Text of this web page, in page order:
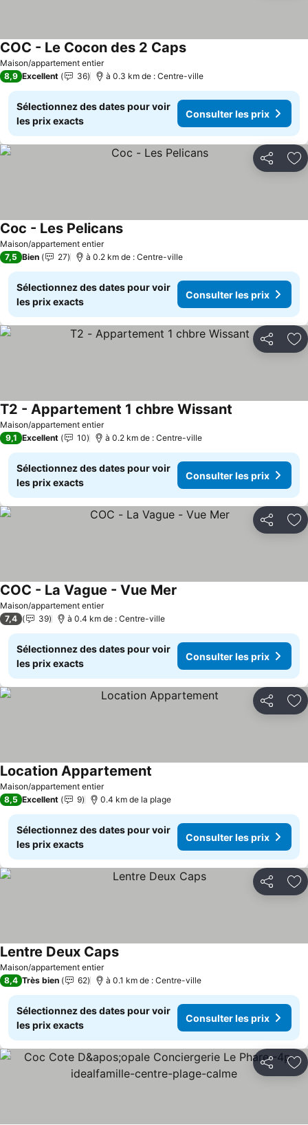
Maison/appartement entier
COC - Le Cocon des 2 CapsConsulter les prix
8,9 Excellent 36 à 0.3 km de : Centre-ville
Sélectionnez des dates pour voir
les prix exacts
Consulter les prix
Partager
Maison/appartement entier
Coc - Les PelicansConsulter les prix
7,5 Bien 27 à 0.2 km de : Centre-ville
Sélectionnez des dates pour voir
les prix exacts
Consulter les prix
Partager
Maison/appartement entier
T2 - Appartement 1 chbre Wissant
9,1 Excellent 10 à 0.2 km de : Centre-ville
Sélectionnez des dates pour voir
les prix exacts
Consulter les prix
Partager
Maison/appartement entier
COC - La Vague - Vue Mer
7,4 39 à 0.4 km de : Centre-ville
Sélectionnez des dates pour voir
les prix exacts
Consulter les prix
Partager
Maison/appartement entier
Location Appartement
8,5 Excellent 9 0.4 km de la plage
Sélectionnez des dates pour voir
les prix exacts
Consulter les prix
Partager
Maison/appartement entier
Lentre Deux CapsConsulter les prix
8,4 Très bien 62 à 0.1 km de : Centre-ville
Sélectionnez des dates pour voir
les prix exacts
Consulter les prix
Partager